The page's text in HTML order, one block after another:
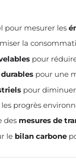
pour mesurer les
la
pour
pour une
pour diminuer
progrès
des mesures de
le bilan carbone